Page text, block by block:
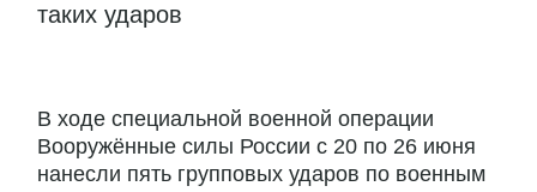
таких ударов
В ходе специальной военной операции
Вооружённые силы России с 20 по 26 июня
нанесли пять групповых ударов по военным